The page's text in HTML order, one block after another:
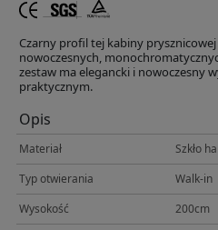
Czarny profil tej kabiny
nowoczesnych,
zestaw ma elegancki i nowoczesny
praktycznym.
Opis
Materiał
Szkło
Typ otwierania
Walk-in
Wysokość
200cm